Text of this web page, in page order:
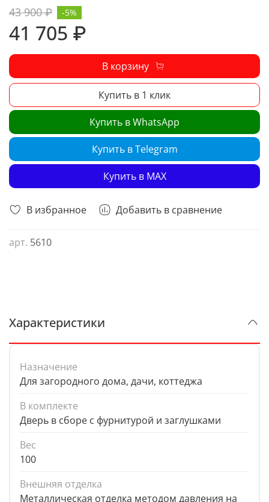
В избранное Добавить в сравнение
арт. 5610
43 900 ₽
41 705 ₽
-5%
В корзину
Купить в 1 клик
Купить в WhatsApp
Купить в Telegram
Купить в MAX
Характеристики
Назначение
Для загородного дома, дачи, коттеджа
В комплекте
Дверь в сборе с фурнитурой и заглушками
Вес
100
Внешняя отделка
Металлическая отделка методом давления на